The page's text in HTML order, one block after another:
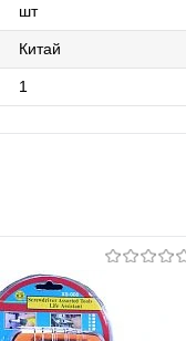
шт
Китай
1